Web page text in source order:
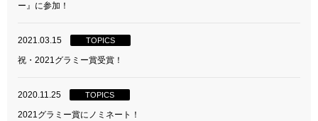
ー』に参加！
2021.03.15 TOPICS
祝・2021グラミー賞受賞！
2020.11.25 TOPICS
2021グラミー賞にノミネート！